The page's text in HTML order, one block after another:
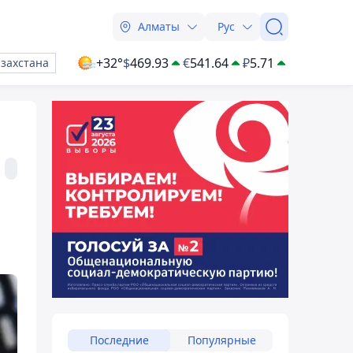
Алматы Рус
+32°$469.93 €541.64 ₽5.71
Последние Популярные